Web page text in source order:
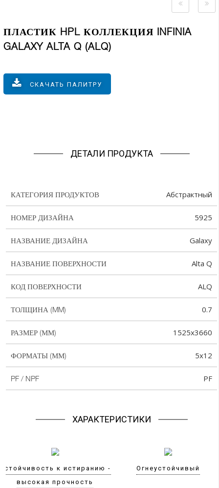
ПЛАСТИК HPL КОЛЛЕКЦИЯ INFINIA
GALAXY ALTA Q (ALQ)
СКАЧАТЬ ПАЛИТРУ
ДЕТАЛИ ПРОДУКТА
КАТЕГОРИЯ ПРОДУКТОВ Абстрактный
НОМЕР ДИЗАЙНА 5925
НАЗВАНИЕ ДИЗАЙНА Galaxy
НАЗВАНИЕ ПОВЕРХНОСТИ Alta Q
КОД ПОВЕРХНОСТИ ALQ
ТОЛЩИНА (MM) 0.7
РАЗМЕР (ММ) 1525x3660
ФОРМАТЫ (ММ) 5x12
PF / NPF PF
ХАРАКТЕРИСТИКИ
к истиранию -
высокая прочность
Огнеустойчивый